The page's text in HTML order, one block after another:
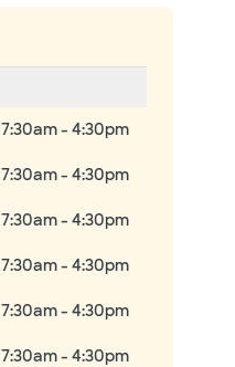
7:30am - 4:30pm
7:30am - 4:30pm
7:30am - 4:30pm
7:30am - 4:30pm
7:30am - 4:30pm
7:30am - 4:30pm